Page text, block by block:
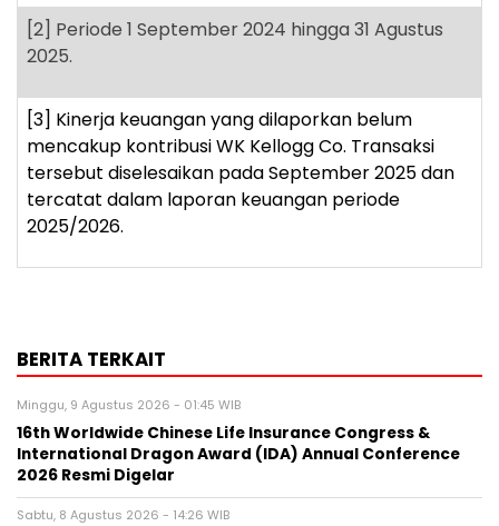
[2] Periode 1 September 2024 hingga 31 Agustus
2025.
[3] Kinerja keuangan yang dilaporkan belum
mencakup kontribusi WK Kellogg Co. Transaksi
tersebut diselesaikan pada September 2025 dan
tercatat dalam laporan keuangan periode
2025/2026.
BERITA TERKAIT
Minggu, 9 Agustus 2026 - 01:45 WIB
16th Worldwide Chinese Life Insurance Congress &
International Dragon Award (IDA) Annual Conference
2026 Resmi Digelar
Sabtu, 8 Agustus 2026 - 14:26 WIB